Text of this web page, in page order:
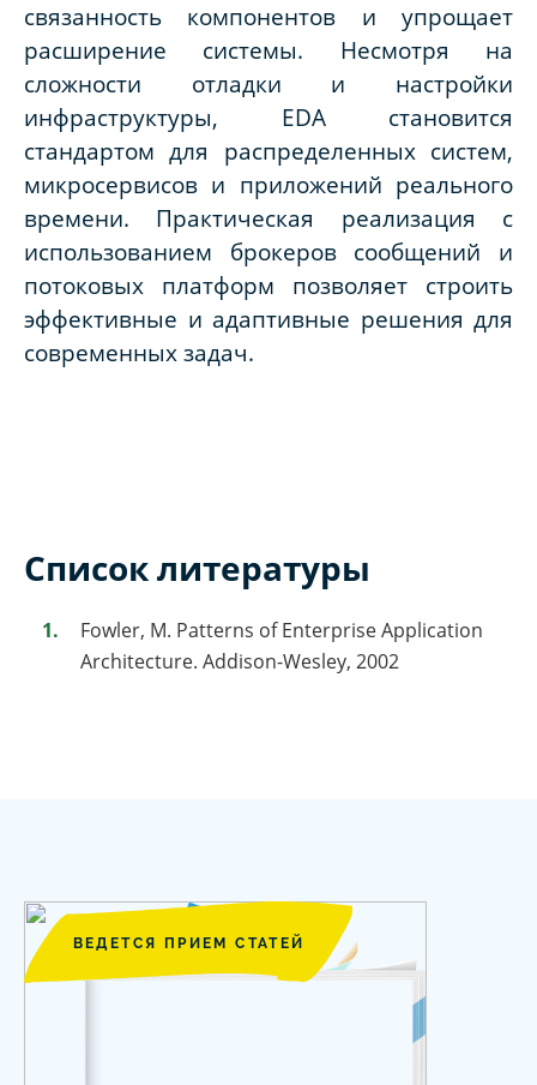
связанность компонентов и упрощает
расширение системы. Несмотря на
сложности отладки и настройки
инфраструктуры, EDAстановится
стандартом для распределенных систем,
микросервисов и приложений реального
времени. Практическая реализация с
использованием брокеров сообщений и
потоковых платформ позволяет строить
эффективные и адаптивные решения для
современных задач.
Список литературы
Fowler, M. Patterns of Enterprise Application
Architecture. Addison-Wesley, 2002
ВЕДЕТСЯ ПРИЕМ СТАТЕЙ